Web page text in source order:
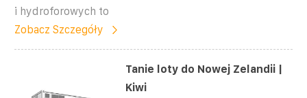
i hydroforowych to
Zobacz Szczegóły
Tanie loty do Nowej Zelandii |
Kiwi